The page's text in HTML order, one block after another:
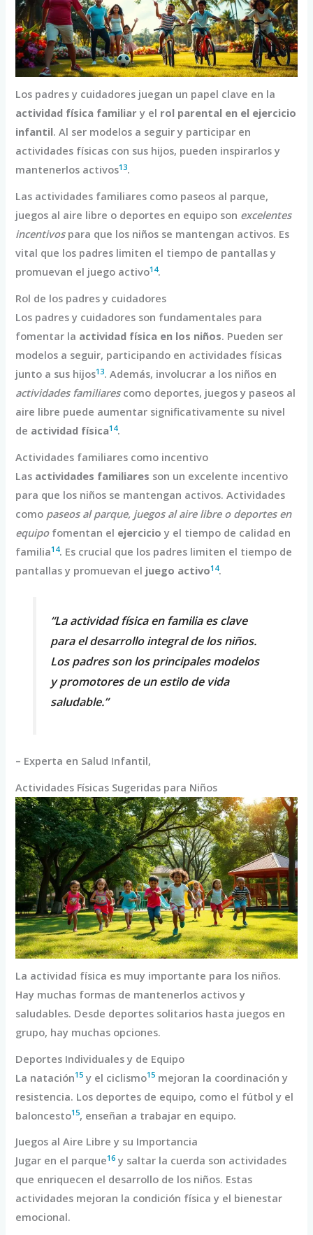
Los padres y cuidadores juegan un papel clave en la
actividad física familiar y el rol parental en el ejercicio
infantil. Al ser modelos a seguir y participar en
actividades físicas con sus hijos, pueden inspirarlos y
mantenerlos activos13.
Las actividades familiares como paseos al parque,
juegos al aire libre o deportes en equipo son excelentes
incentivospara que los niños se mantengan activos. Es
vital que los padres limiten el tiempo de pantallas y
promuevan el juego activo14.
Rol de los padres y cuidadores
Los padres y cuidadores son fundamentales para
fomentar la actividad física en los niños. Pueden ser
modelos a seguir, participando en actividades físicas
junto a sus hijos13. Además, involucrar a los niños en
actividades familiarescomo deportes, juegos y paseos al
aire libre puede aumentar significativamente su nivel
de actividad física14.
Actividades familiares como incentivo
Las actividades familiares son un excelente incentivo
para que los niños se mantengan activos. Actividades
como paseos al parque, juegos al aire libre o deportes en
equipofomentan el ejercicio y el tiempo de calidad en
familia14. Es crucial que los padres limiten el tiempo de
pantallas y promuevan el juego activo14.
“La actividad física en familia es clave
para el desarrollo integral de los niños.
Los padres son los principales modelos
y promotores de un estilo de vida
saludable.”
– Experta en Salud Infantil,
Actividades Físicas Sugeridas para Niños
La actividad física es muy importante para los niños.
Hay muchas formas de mantenerlos activos y
saludables. Desde deportes solitarios hasta juegos en
grupo, hay muchas opciones.
Deportes Individuales y de Equipo
La natación15 y el ciclismo15 mejoran la coordinación y
resistencia. Los deportes de equipo, como el fútbol y el
baloncesto15, enseñan a trabajar en equipo.
Juegos al Aire Libre y su Importancia
Jugar en el parque16 y saltar la cuerda son actividades
que enriquecen el desarrollo de los niños. Estas
actividades mejoran la condición física y el bienestar
emocional.